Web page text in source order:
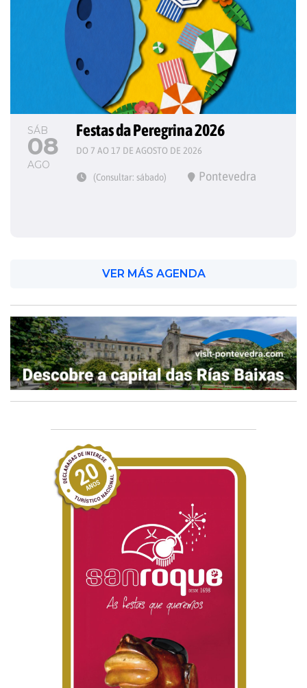
SÁB
08
AGO
Festas da Peregrina 2026
DO 7 AO 17 DE AGOSTO DE 2026
(Consultar: sábado) Pontevedra
VER MÁS AGENDA